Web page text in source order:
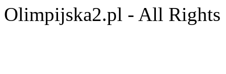
Olimpijska2.pl - All Rights